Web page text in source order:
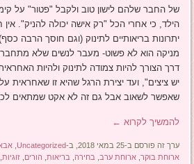
של החבר שלהם לישון טוב ולקבל "פטור" על
הילד, כי אחרי הכל "רק אישה יכולה להניק".
יתרונות בריאותיים לתינוק (וגם חוסך הרבה
מניקה הוא לא פשוט- מעבר לנשים שלא
דרך הצורך להיות צמודה לתינוק ולהיות
יש ציצים", ועד יצירת הרגל שהיא זו שאחראית
שאפשר לשאוב אבל גם זה לא אקט שמתאים
להמשיך לקרוא ←
ערך זה פורסם ב-25 במאי 2018, ב- Uncategorized
,
ארוחת בוקר ,ארוחת ערב בחירה בריאות הורים ,זוגיות